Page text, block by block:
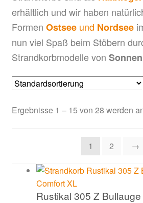
erhältlich und wir haben
Formen Ostseeund Nordsee
nun viel Spaß beim Stöbern
Strandkorbmodelle von
Ergebnisse 1 – 15 von 28 werden
1 2 →
Rustikal 305 Z